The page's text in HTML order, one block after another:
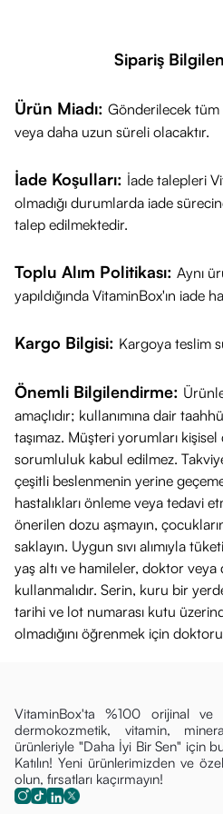
Pratik kullanım ile takviye
Öne Çıkan Özellikleri
vitamin desteği sağlar.
Paket içeriği, günlük rutin
edilebilir.
Farklı formüller sayesinde hem
Sipariş
Ürün Miadı: Gönderilecek tüm
veya daha uzun süreli olacaktır.
İade Koşulları: İade talepleri
olmadığı durumlarda iade
talep edilmektedir.
Toplu Alım Politikası: Aynı
yapıldığında VitaminBox'ın iade
Kargo Bilgisi: Kargoya teslim
Önemli Bilgilendirme:
amaçlıdır; kullanımına dair
taşımaz. Müşteri yorumları
sorumluluk kabul edilmez.
çeşitli beslenmenin yerine
hastalıkları önleme veya tedavi
önerilen dozu aşmayın,
saklayın. Uygun sıvı alımıyla
yaş altı ve hamileler, doktor
kullanmalıdır. Serin, kuru bir
tarihi ve lot numarası kutu
olmadığını öğrenmek için
VitaminBox'ta %100 orijinal ve
dermokozmetik, vitamin,
ürünleriyle "Daha İyi Bir Sen" için
Katılın! Yeni ürünlerimizden ve
olun, fırsatları kaçırmayın!